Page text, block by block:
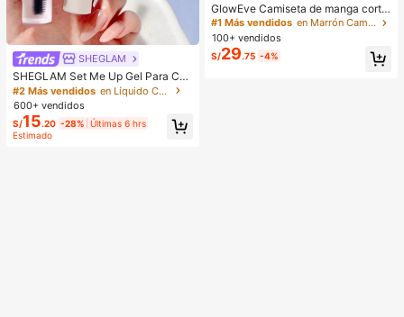
SHEGLAM
SHEGLAM Set Me Up Gel Para Cej
as Marca De Belleza CosméTica M
aquillaje Para Mujeres Y NiñAs
#2 Más vendidos
en Líquido Cejas
600+ vendidos
S/15.20 -28% Últimas 6 hrs
Estimado
GlowEve Camiseta de manga corta
de cuello redondo de unicolor casu
al versátil para uso diario para muje
r
#1 Más vendidos
en Marrón Camisetas básicas informales
100+ vendidos
S/29.75 -4%